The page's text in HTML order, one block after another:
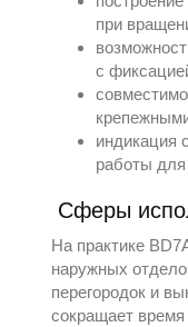
при
с
индикация
работы для
Сферы
На практике
наружных
перегородок и
сокращает